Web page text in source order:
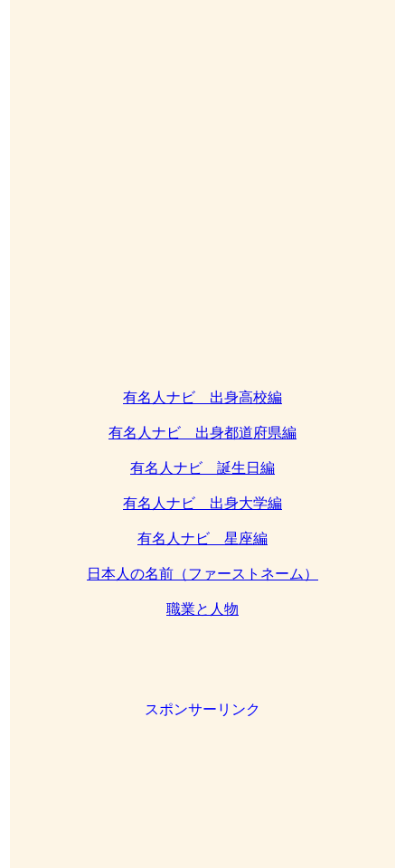
有名人ナビ 出身高校編
有名人ナビ 出身都道府県編
有名人ナビ 誕生日編
有名人ナビ 出身大学編
有名人ナビ 星座編
日本人の名前（ファーストネーム）
職業と人物
スポンサーリンク